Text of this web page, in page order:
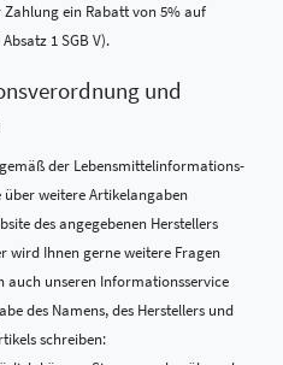
ein Rabatt von 5% auf
1 SGB V).
und
der Lebensmittel­informations­
weitere Artikelangaben
des angegebenen Herstellers
wird Ihnen gerne weitere Fragen
auch unseren Informationsservice
des Namens, des Herstellers und
schreiben: